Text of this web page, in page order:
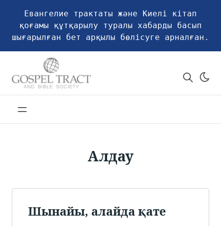
Евангелие трактаты және Киелі кітап
қоғамы құтқарылу туралы хабарды басып
шығарылған бет арқылы бөлісуге арналған.
Алдау
Шынайы, алайда қате